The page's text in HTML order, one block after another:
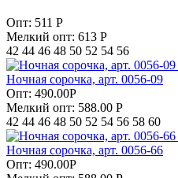
Опт: 511 Р
Мелкий опт: 613 Р
42 44 46 48 50 52 54 56
Ночная сорочка, арт. 0056-09
Опт: 490.00Р
Мелкий опт: 588.00 Р
42 44 46 48 50 52 54 56 58 60
Ночная сорочка, арт. 0056-66
Опт: 490.00Р